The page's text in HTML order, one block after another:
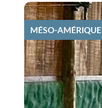
MÉSO-AMÉRIQUE